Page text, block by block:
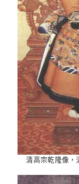
清高宗乾隆像，